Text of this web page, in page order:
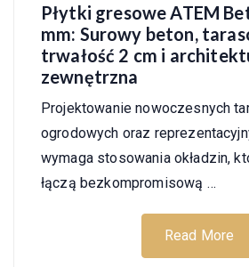
Płytki gresowe ATEM
mm: Surowy beton,
trwałość 2 cm i
zewnętrzna
Projektowanie nowoczesnych
ogrodowych oraz
wymaga stosowania okładzin,
łączą bezkompromisową …
Read More